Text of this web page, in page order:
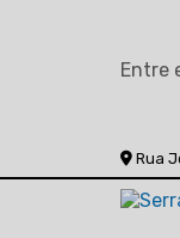
Entre
Rua